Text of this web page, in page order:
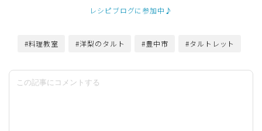
レシピブログに参加中♪
#料理教室 #洋梨のタルト #豊中市 #タルトレット